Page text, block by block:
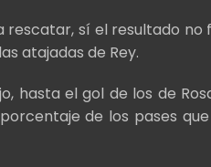
rescatar, sí el resultado no
atajadas de Rey.
hasta el gol de los de
de los pases